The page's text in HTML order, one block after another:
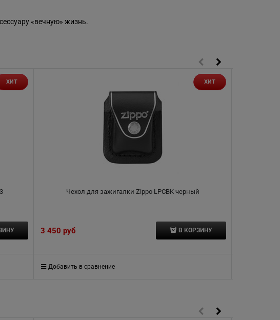
«вечную» жизнь.
ХИТ
Чехол для зажигалки Zippo LPCBK черный
ХИТ
3 450 руб В КОРЗИНУ
Добавить в сравнение